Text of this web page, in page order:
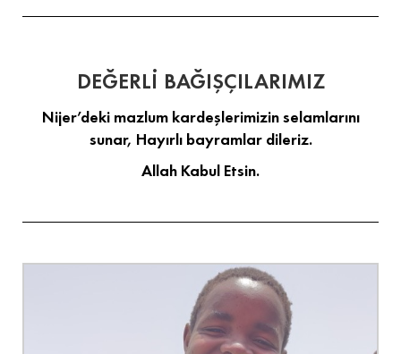
DEĞERLİ BAĞIŞÇILARIMIZ
Nijer’deki mazlum kardeşlerimizin selamlarını
sunar, Hayırlı bayramlar dileriz.
Allah Kabul Etsin.